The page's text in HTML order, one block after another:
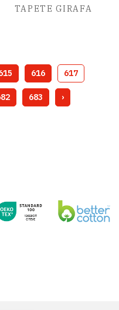
TAPETE GIRAFA
616 617
683 ›